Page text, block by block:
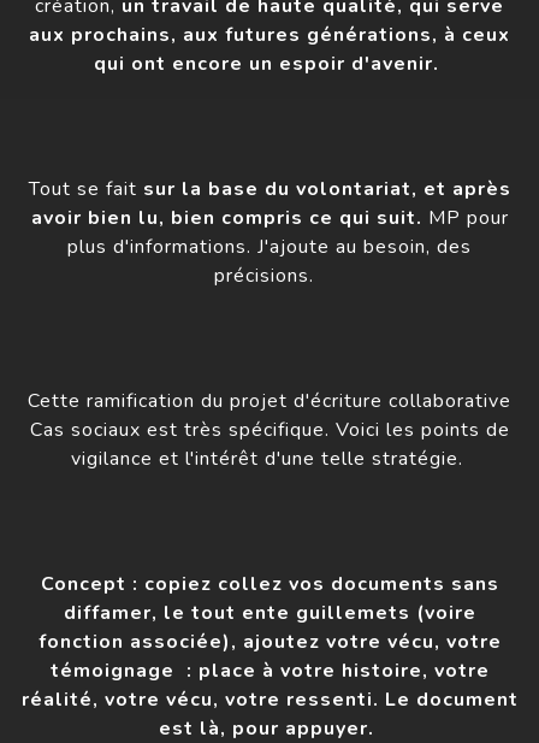
création, un travail de haute qualité, qui serve
aux prochains, aux futures générations, à ceux
qui ont encore un espoir d'avenir.
Tout se fait sur la base du volontariat, et après
avoir bien lu, bien compris ce qui suit. MP pour
plus d'informations. J'ajoute au besoin, des
précisions.
Cette ramification du projet d'écriture collaborative
Cas sociaux est très spécifique. Voici les points de
vigilance et l'intérêt d'une telle stratégie.
Concept : copiez collez vos documents sans
diffamer, le tout ente guillemets (voire
fonction associée), ajoutez votre vécu, votre
témoignage : place à votre histoire, votre
réalité, votre vécu, votre ressenti. Le document
est là, pour appuyer.